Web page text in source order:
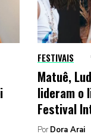
FESTIVAIS
Matuê,
lideram o
Festival
Por Dora Arai